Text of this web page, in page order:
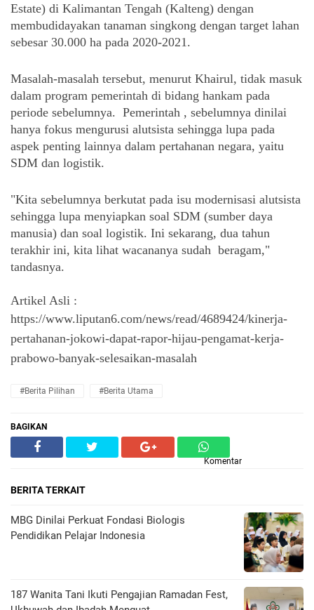
Estate) di Kalimantan Tengah (Kalteng) dengan
membudidayakan tanaman singkong dengan target lahan
sebesar 30.000 ha pada 2020-2021.
Masalah-masalah tersebut, menurut Khairul, tidak masuk
dalam program pemerintah di bidang hankam pada
periode sebelumnya.  Pemerintah , sebelumnya dinilai
hanya fokus mengurusi alutsista sehingga lupa pada
aspek penting lainnya dalam pertahanan negara, yaitu
SDM dan logistik.
"Kita sebelumnya berkutat pada isu modernisasi alutsista
sehingga lupa menyiapkan soal SDM (sumber daya
manusia) dan soal logistik. Ini sekarang, dua tahun
terakhir ini, kita lihat wacananya sudah  beragam,"
tandasnya.
Artikel Asli :
https://www.liputan6.com/news/read/4689424/kinerja-
pertahanan-jokowi-dapat-rapor-hijau-pengamat-kerja-
prabowo-banyak-selesaikan-masalah
#Berita Pilihan #Berita Utama
BAGIKAN
Komentar
BERITA TERKAIT
MBG Dinilai Perkuat Fondasi Biologis
Pendidikan Pelajar Indonesia
187 Wanita Tani Ikuti Pengajian Ramadan Fest,